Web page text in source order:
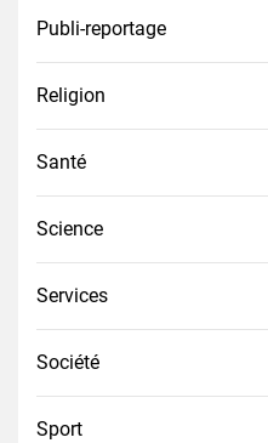
Publi-reportage
Religion
Santé
Science
Services
Société
Sport